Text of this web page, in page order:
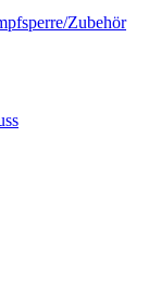
Zubehör